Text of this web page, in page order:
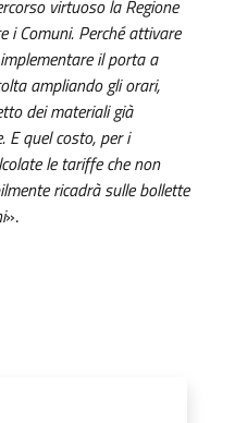
virtuoso la Regione
i Comuni. Perché attivare
il porta a
ampliando gli orari,
dei materiali già
E quel costo, per i
le tariffe che non
ricadrà sulle bollette
».